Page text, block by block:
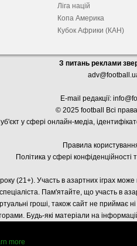
Ліга націй
Копа Америка
Кубок Африки (КАН)
З питань реклами
E-mail редакції:
© 2025 football Всі
у сфері онлайн-медіа, і
Правила
Політика у сфері
(21+). Участь в азартних іграх
Пам'ятайте, що участь в
гроші, також сайт не приймає
Будь-які матеріали на
more